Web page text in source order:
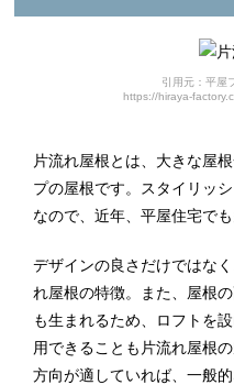
引用元：平屋
https://hiraya-
片流れ屋根とは、大きな屋
プの屋根です。スタイリッ
なので、近年、平屋住宅で
デザインの良さだけではな
れ屋根の特徴。また、屋根
も生まれるため、ロフトを
用できることも片流れ屋根
方向が適していれば、一般